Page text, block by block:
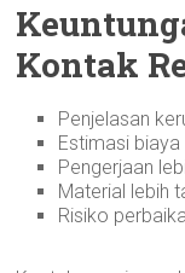
Kontak
Penjelasan
Estimasi
Pengerjaan
Material lebih
Risiko